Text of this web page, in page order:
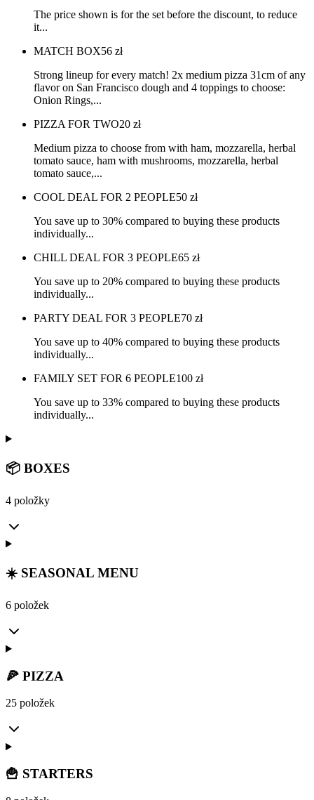
The price shown is for the set before the discount, to reduce
it...
MATCH BOX56 zł
Strong lineup for every match! 2x medium pizza 31cm of any
flavor on San Francisco dough and 4 toppings to choose:
Onion Rings,...
PIZZA FOR TWO20 zł
Medium pizza to choose from with ham, mozzarella, herbal
tomato sauce, ham with mushrooms, mozzarella, herbal
tomato sauce,...
COOL DEAL FOR 2 PEOPLE50 zł
You save up to 30% compared to buying these products
individually...
CHILL DEAL FOR 3 PEOPLE65 zł
You save up to 20% compared to buying these products
individually...
PARTY DEAL FOR 3 PEOPLE70 zł
You save up to 40% compared to buying these products
individually...
FAMILY SET FOR 6 PEOPLE100 zł
You save up to 33% compared to buying these products
individually...
📦 BOXES
4 položky
☀️ SEASONAL MENU
6 položek
🍕 PIZZA
25 položek
🍟 STARTERS